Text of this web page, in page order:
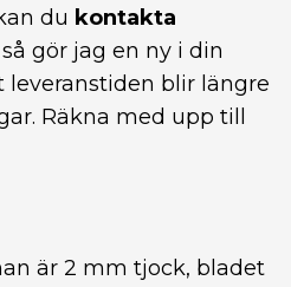
du kontakta
gör jag en ny i din
leveranstiden blir längre
Räkna med upp till
är 2 mm tjock, bladet